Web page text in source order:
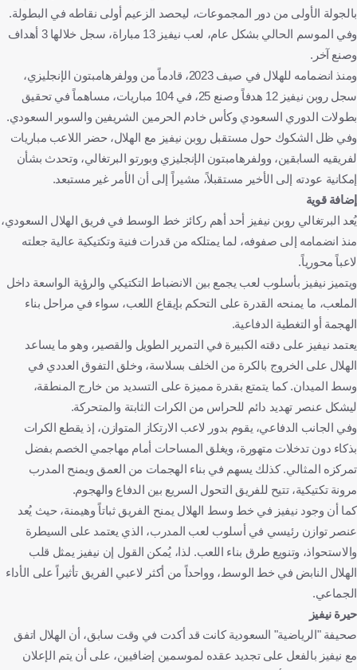
بالجولة الأولى من دور المجموعات، ليحصد الزعيم أولى نقاطه في البطولة.
وفي الموسم الحالي بشكل عام، لعب نيفيز 13 مباراة، سجل خلالها 3 أهداف
وصنع آخر.
ومنذ انضمامه للهلال في صيف 2023، قادماً من وولفرهامبتون الإنجليزي،
سجل روبن نيفيز 12 هدفاً وصنع 25، في 104 مباريات، مساهماً في تحقيق
بطولات الدوري السعودي وكأس خادم الحرمين الشريفين والسوبر السعودي.
وفي ظل الشكوك حول مستقبل روبن نيفيز مع الهلال، حضر اللاعب مباريات
لفريقيه السابقين، وولفرهامبتون الإنجليزي وبورتو البرتغالي، وتحدث بشأن
إمكانية عودته إلى الأخير مستقبلاً، مشيراً إلى أن الأمر غير مستبعد.
إضافة قوية
يُعد البرتغالي روبن نيفيز أحد أهم ركائز خط الوسط في فريق الهلال السعودي،
منذ انضمامه إلى صفوفه، لما يمتلكه من قدرات فنية وتكتيكية عالية جعلته
لاعباً محورياً.
ويتميز نيفيز بأسلوب لعب يجمع بين الانضباط التكتيكي والرؤية الواسعة داخل
الملعب، ما يمنحه القدرة على التحكم بإيقاع اللعب، سواء في مراحل بناء
الهجمة أو التغطية الدفاعية.
يعتمد نيفيز على دقته الكبيرة في التمرير الطويل والقصير، وهو ما يساعد
الهلال على الخروج بالكرة من الخلف بسلاسة، وخلق التفوق العددي في
وسط الميدان. كما يتمتع بقدرة مميزة على التسديد من خارج المنطقة،
ليشكل عنصر تهديد دائم للحراس من الكرات الثابتة والمتحركة.
وفي الجانب الدفاعي، يقوم بدور لاعب الارتكاز المتوازن، إذ يقطع الكرات
بذكاء دون تدخلات متهورة، ويغلق المساحات أمام مهاجمي الخصم بفضل
تمركزه المثالي. كذلك يسهم في بناء الهجمات من العمق ويمنح المدرب
مرونة تكتيكية، تتيح للفريق التحول السريع بين الدفاع والهجوم.
كما أن وجود نيفيز في خط وسط الهلال يمنح الفريق ثباتاً وهيمنة، حيث يُعد
عنصر توازن رئيسي في أسلوب لعب المدرب، الذي يعتمد على السيطرة
والاستحواذ، وتنويع طرق بناء اللعب. لذا، يُمكن القول إن نيفيز يمثل قلب
الهلال النابض في خط الوسط، وواحداً من أكثر لاعبي الفريق تأثيراً على الأداء
الجماعي.
حيرة نيفيز
صحيفة "الرياضية" السعودية كانت قد أكدت في وقت سابق، أن الهلال اتفق
مع نيفيز بالفعل على تجديد عقده لموسمين إضافيين، على أن يتم الإعلان